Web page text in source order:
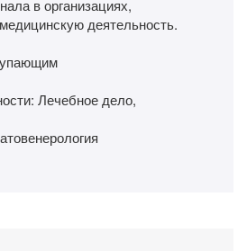
в организациях,
деятельность.
Лечебное дело,